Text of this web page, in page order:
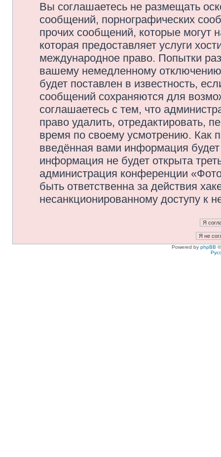
Вы соглашаетесь не размещать
сообщений, порнографических
прочих сообщений, которые могут
которая предоставляет услуги
международное право. Попытки
вашему немедленному
будет поставлен в известность,
сообщений сохраняются для
соглашаетесь с тем, что
право удалить, отредактировать,
время по своему усмотрению. Как
введённая вами информация
информация не будет открыта
администрация конференции
быть ответственна за действия
несанкционированному доступу к
Powered by phpBB